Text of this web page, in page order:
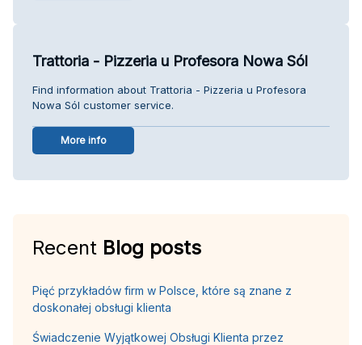
Trattoria - Pizzeria u Profesora Nowa Sól
Find information about Trattoria - Pizzeria u Profesora
Nowa Sól customer service.
More info
Recent Blog posts
Pięć przykładów firm w Polsce, które są znane z
doskonałej obsługi klienta
Świadczenie Wyjątkowej Obsługi Klienta przez